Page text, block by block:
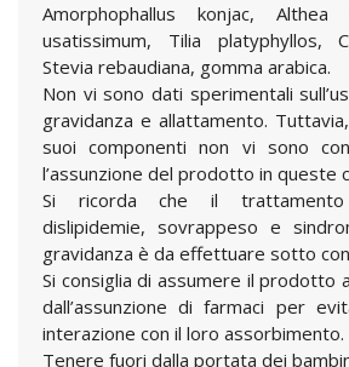
Amorphophallus konjac, Althea
usatissimum, Tilia platyphyllos,
Stevia rebaudiana, gomma arabica.
Non vi sono dati sperimentali
gravidanza e allattamento.
suoi componenti non vi sono
l’assunzione del prodotto in queste
Si ricorda che il trattamento
dislipidemie, sovrappeso e
gravidanza è da effettuare sotto
Si consiglia di assumere il prodotto
dall’assunzione di farmaci per
interazione con il loro assorbimento.
Tenere fuori dalla portata dei